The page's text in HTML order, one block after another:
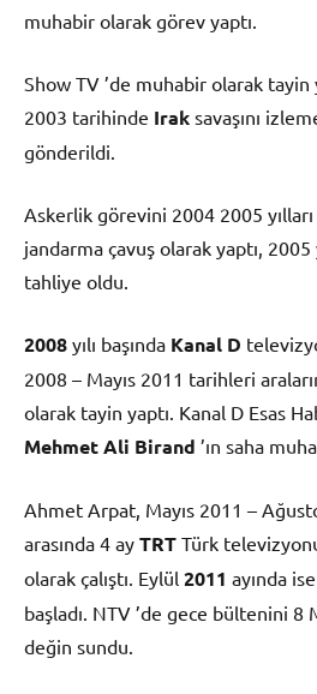
muhabir olarak görev yaptı.
Show TV ’de muhabir olarak
2003 tarihinde Irak savaşını
gönderildi.
Askerlik görevini 2004 2005 yılları
jandarma çavuş olarak yaptı, 2005
tahliye oldu.
2008 yılı başında Kanal D
2008 – Mayıs 2011 tarihleri
olarak tayin yaptı. Kanal D Esas
Mehmet Ali Birand ’ın saha
Ahmet Arpat, Mayıs 2011 –
arasında 4 ay TRT Türk
olarak çalıştı. Eylül 2011 ayında ise
başladı. NTV ’de gece bültenini
değin sundu.